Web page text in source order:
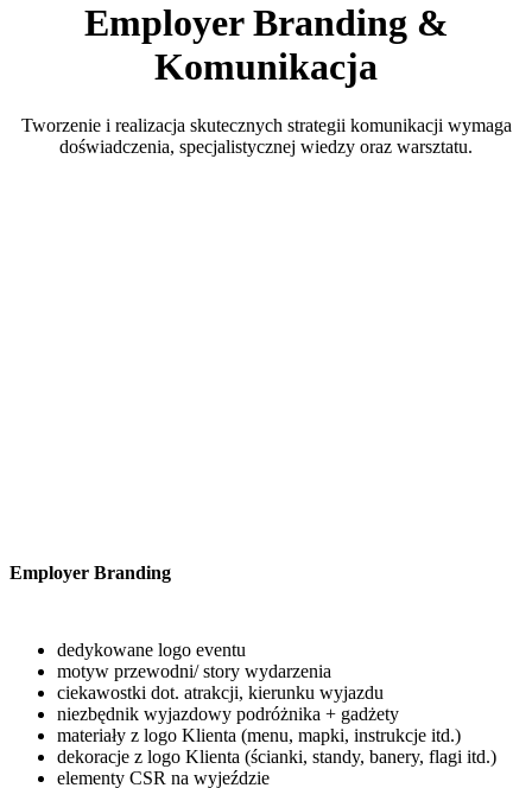
Employer Branding &
Komunikacja
Tworzenie i realizacja skutecznych strategii komunikacji wymaga
doświadczenia, specjalistycznej wiedzy oraz warsztatu.
Employer Branding
dedykowane logo eventu
motyw przewodni/ story wydarzenia
ciekawostki dot. atrakcji, kierunku wyjazdu
niezbędnik wyjazdowy podróżnika + gadżety
materiały z logo Klienta (menu, mapki, instrukcje itd.)
dekoracje z logo Klienta (ścianki, standy, banery, flagi itd.)
elementy CSR na wyjeździe